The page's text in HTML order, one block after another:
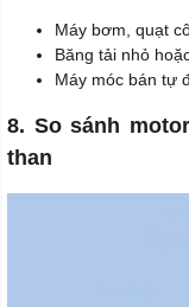
Máy bơm, quạt
Băng tải nhỏ
Máy móc bán tự
8. So sánh
than